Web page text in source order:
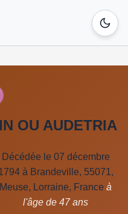
OU AUDETRIA
Décédée le 07 décembre
à Brandeville, 55071,
Meuse, Lorraine, France à
l'âge de 47 ans